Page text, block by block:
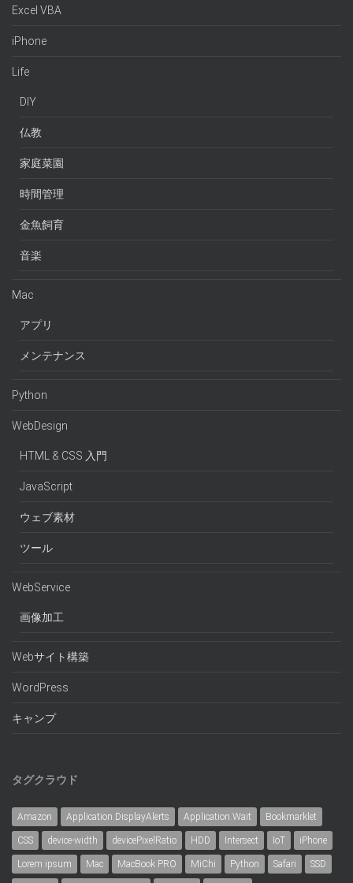
Excel VBA
iPhone
Life
DIY
仏教
家庭菜園
時間管理
金魚飼育
音楽
Mac
アプリ
メンテナンス
Python
WebDesign
HTML & CSS 入門
JavaScript
ウェブ素材
ツール
WebService
画像加工
Webサイト構築
WordPress
キャンプ
タグクラウド
Amazon Application.DisplayAlerts Application.Wait Bookmarklet
CSS device-width devicePixelRatio HDD Intersect IoT iPhone
Lorem ipsum Mac MacBook PRO MiChi Python Safari SSD